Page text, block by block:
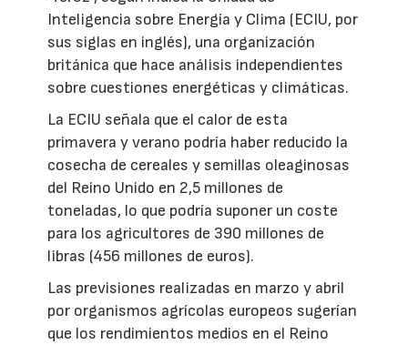
Inteligencia sobre Energía y Clima (ECIU, por
sus siglas en inglés), una organización
británica que hace análisis independientes
sobre cuestiones energéticas y climáticas.
La ECIU señala que el calor de esta
primavera y verano podría haber reducido la
cosecha de cereales y semillas oleaginosas
del Reino Unido en 2,5 millones de
toneladas, lo que podría suponer un coste
para los agricultores de 390 millones de
libras (456 millones de euros).
Las previsiones realizadas en marzo y abril
por organismos agrícolas europeos sugerían
que los rendimientos medios en el Reino